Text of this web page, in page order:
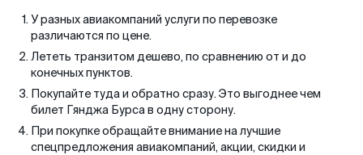
У разных авиакомпаний услуги по перевозке
различаются по цене.
Лететь транзитом дешево, по сравнению от и до
конечных пунктов.
Покупайте туда и обратно сразу. Это выгоднее чем
билет Гянджа Бурса в одну сторону.
При покупке обращайте внимание на лучшие
спецпредложения авиакомпаний, акции, скидки и